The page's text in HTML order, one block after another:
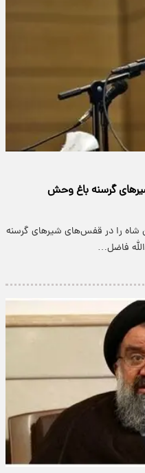
گرسنه باغ وحش
شاه را در قفس‌های شیرهای گرسنه
فاضل…